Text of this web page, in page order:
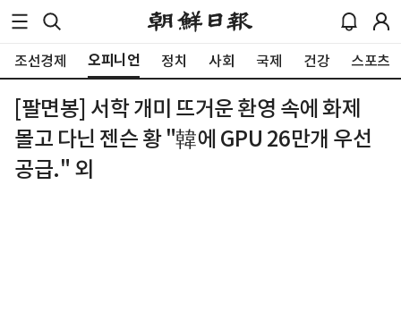
조선경제 오피니언 정치 사회 국제 건강 스포츠
[팔면봉] 서학 개미 뜨거운 환영 속에 화제
몰고 다닌 젠슨 황 "韓에 GPU 26만개 우선
공급." 외